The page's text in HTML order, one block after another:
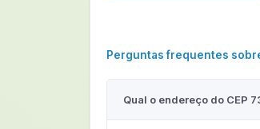
Perguntas frequentes
Qual o endereço do CEP